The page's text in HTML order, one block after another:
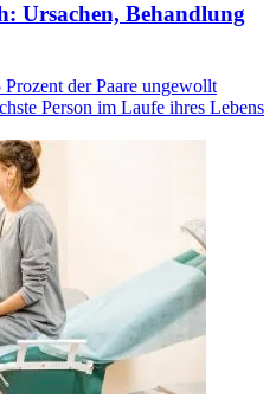
Ursachen, Behandlung
der Paare ungewollt
Person im Laufe ihres Lebens